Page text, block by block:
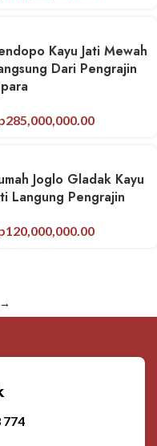
Kayu Jati Mewah
Dari Pengrajin
285,000,000.00
Joglo Gladak Kayu
Langung Pengrajin
120,000,000.00
→
774